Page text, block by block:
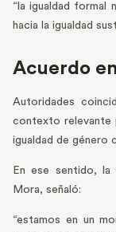
“la igualdad
hacia la igualdad
Acuerdo
Autoridades
contexto relevante
igualdad de género
En ese sentido, la
Mora, señaló:
“estamos en un